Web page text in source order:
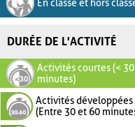
En classe et hors
DURÉE DE L'ACTIVITÉ
Activités courtes (< 30
minutes)
Activités développées
(Entre 30 et 60